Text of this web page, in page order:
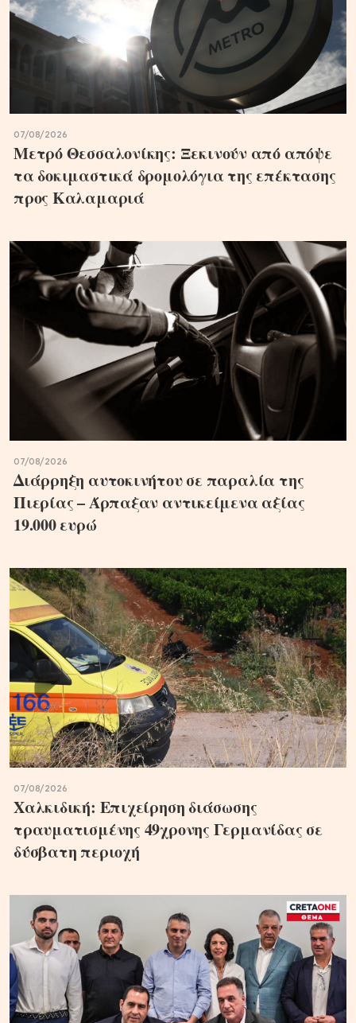
07/08/2026
Μετρό Θεσσαλονίκης: Ξεκινούν από απόψε
τα δοκιμαστικά δρομολόγια της επέκτασης
προς Καλαμαριά
07/08/2026
Διάρρηξη αυτοκινήτου σε παραλία της
Πιερίας – Άρπαξαν αντικείμενα αξίας
19.000 ευρώ
07/08/2026
Χαλκιδική: Επιχείρηση διάσωσης
τραυματισμένης 49χρονης Γερμανίδας σε
δύσβατη περιοχή